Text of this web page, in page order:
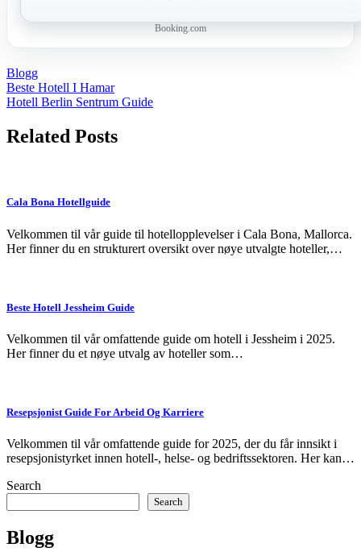
Booking.com
Blogg
Post
navigation
Beste Hotell I Hamar
Hotell Berlin Sentrum Guide
Related Posts
Cala Bona Hotellguide
Velkommen til vår guide til hotellopplevelser i Cala Bona, Mallorca.
Her finner du en strukturert oversikt over nøye utvalgte hoteller,…
Beste Hotell Jessheim Guide
Velkommen til vår omfattende guide om hotell i Jessheim i 2025.
Her finner du et nøye utvalg av hoteller som…
Resepsjonist Guide For Arbeid Og Karriere
Velkommen til vår omfattende guide for 2025, der du får innsikt i
resepsjonistyrket innen hotell-, helse- og bedriftssektoren. Her kan…
Search
Search
Blogg